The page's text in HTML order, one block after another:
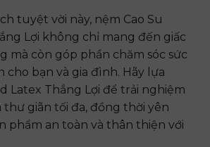
tuyệt vời này, nệm Cao Su
Lợi không chỉ mang đến giấc
mà còn góp phần chăm sóc sức
cho bạn và gia đình. Hãy lựa
Latex Thắng Lợi để trải nghiệm
thư giãn tối đa, đồng thời yên
phẩm an toàn và thân thiện với